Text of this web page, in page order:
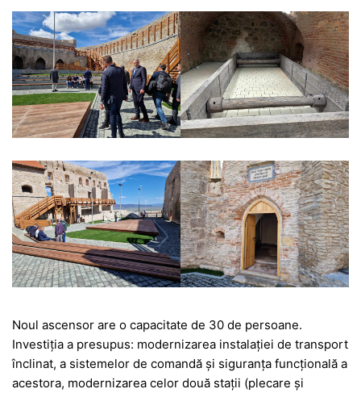
Noul ascensor are o capacitate de 30 de persoane.
Investiția a presupus: modernizarea instalației de transport
înclinat, a sistemelor de comandă și siguranța funcțională a
acestora, modernizarea celor două stații (plecare și